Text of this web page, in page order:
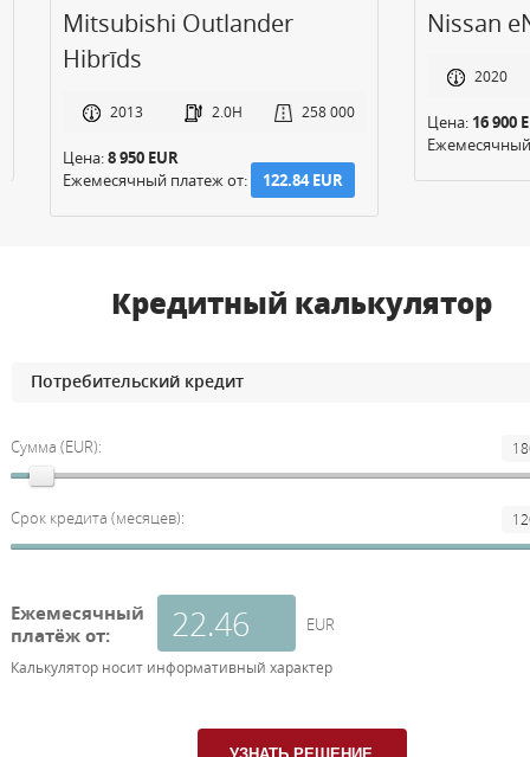
Mitsubishi Outlander
Hibrīds
2013 2.0H 258 000
Цена:8 950 EUR
Ежемесячный платеж от: 122.84 EUR
Nissan
2020
Цена:16 900 EUR
Ежемесячный
Кредитный калькулятор
Сумма (EUR):
Срок кредита (месяцев):
Ежемесячный
платёж от:
EUR
Калькулятор носит информативный характер